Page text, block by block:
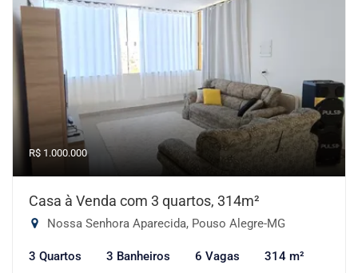
R$ 1.000.000
Casa à Venda com 3 quartos, 314m²
Nossa Senhora Aparecida, Pouso Alegre-MG
3 Quartos 3 Banheiros 6 Vagas 314 m²